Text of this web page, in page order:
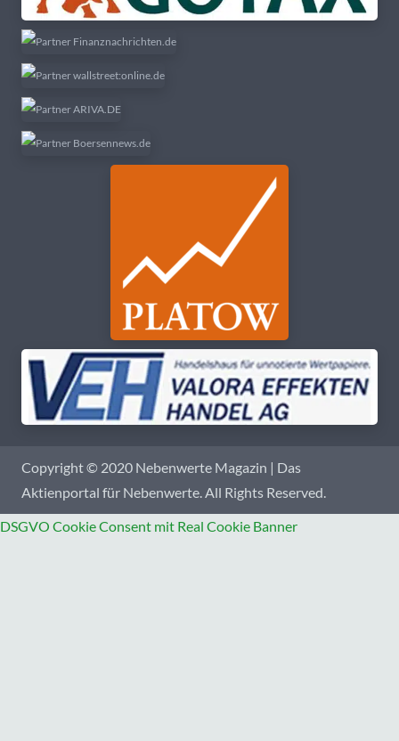
Copyright © 2020 Nebenwerte Magazin | Das
Aktienportal für Nebenwerte. All Rights Reserved.
DSGVO Cookie Consent mit Real Cookie Banner